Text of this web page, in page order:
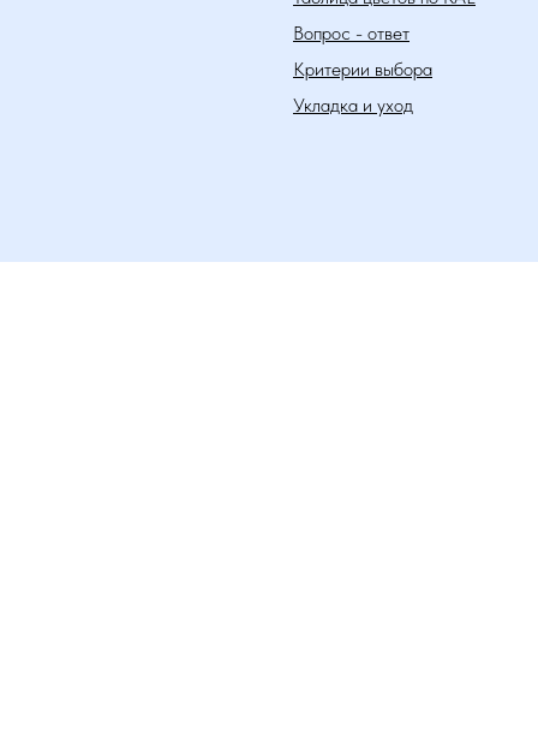
Вопрос - ответ
Критерии выбора
Укладка и уход